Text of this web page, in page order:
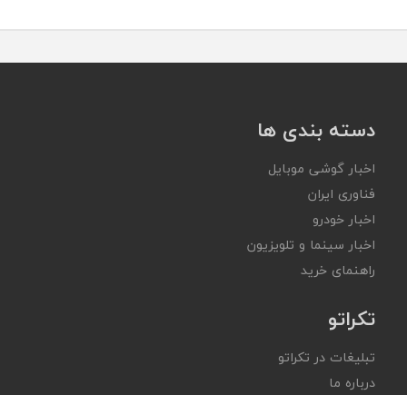
دسته بندی ها
اخبار گوشی موبایل
فناوری ایران
اخبار خودرو
اخبار سینما و تلویزیون
راهنمای خرید
تکراتو
تبلیغات در تکراتو
درباره ما